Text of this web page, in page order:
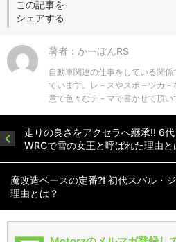
この記事を
シェアする
著者：かーぼんRS
自動車関連の仕事をしている関
ています。レ－スやスポ－ツカ
意で色々なテ－マで書かせて頂い
走りの良さをアクセラへ継承!! 6
WRCで雪の女王と呼ばれた理由と
魔改造ベースの定番?! 初代スバル・
理由とは？